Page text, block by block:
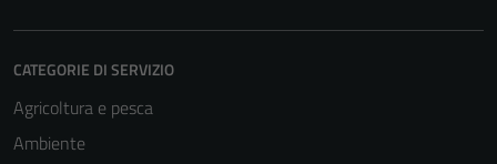
CATEGORIE DI SERVIZIO
Agricoltura e pesca
Ambiente